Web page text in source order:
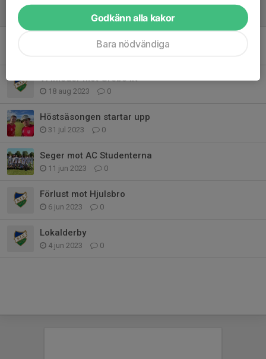
Snöpligt slut i Motala
Vi inleder mot Grebo IK
18 aug 2023 0
Höstsäsongen startar upp
31 jul 2023 0
Seger mot AC Studenterna
11 jun 2023 0
Förlust mot Hjulsbro
6 jun 2023 0
Lokalderby
4 jun 2023 0
Godkänn alla kakor
Bara nödvändiga